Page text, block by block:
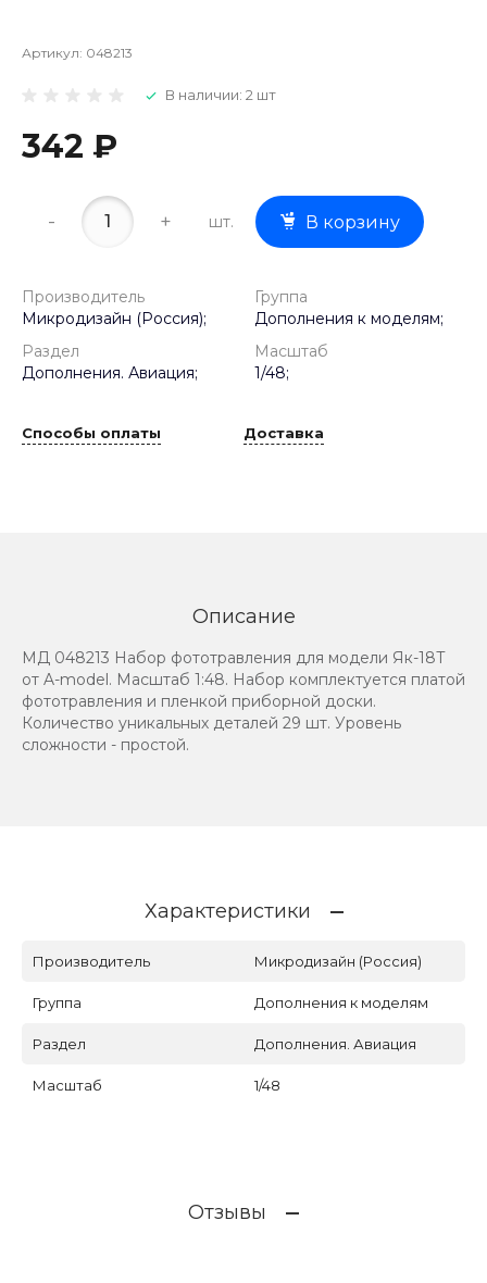
Артикул: 048213
В наличии: 2 шт
342 ₽
- + шт. В корзину
Производитель
Микродизайн (Россия);
Группа
Дополнения к моделям;
Раздел
Дополнения. Авиация;
Масштаб
1/48;
Способы оплаты Доставка
Описание
МД 048213 Набор фототравления для модели Як-18Т
от A-model. Масштаб 1:48. Набор комплектуется платой
фототравления и пленкой приборной доски.
Количество уникальных деталей 29 шт. Уровень
сложности - простой.
Характеристики
Производитель Микродизайн (Россия)
Группа Дополнения к моделям
Раздел Дополнения. Авиация
Масштаб 1/48
Отзывы